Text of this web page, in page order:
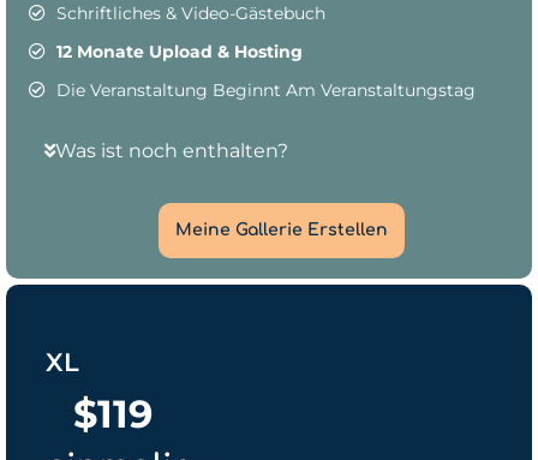
Schriftliches & Video-Gästebuch
12 Monate Upload & Hosting
Die Veranstaltung Beginnt Am Veranstaltungstag
Was ist noch enthalten?
Meine Gallerie Erstellen
XL
$119